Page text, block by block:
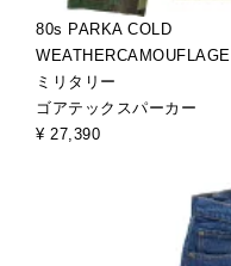
80s PARKA COLD
WEATHERCAMOUFLAGE
ミリタリー
ゴアテックスパーカー
¥ 27,390